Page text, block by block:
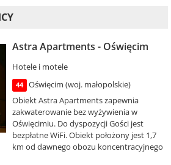
Astra Apartments - Oświęcim
Hotele i motele
44
Oświęcim (woj. małopolskie)
Obiekt Astra Apartments zapewnia
zakwaterowanie bez wyżywienia w
Oświęcimiu. Do dyspozycji Gości jest
bezpłatne WiFi. Obiekt położony jest 1,7
km od dawnego obozu koncentracyjnego